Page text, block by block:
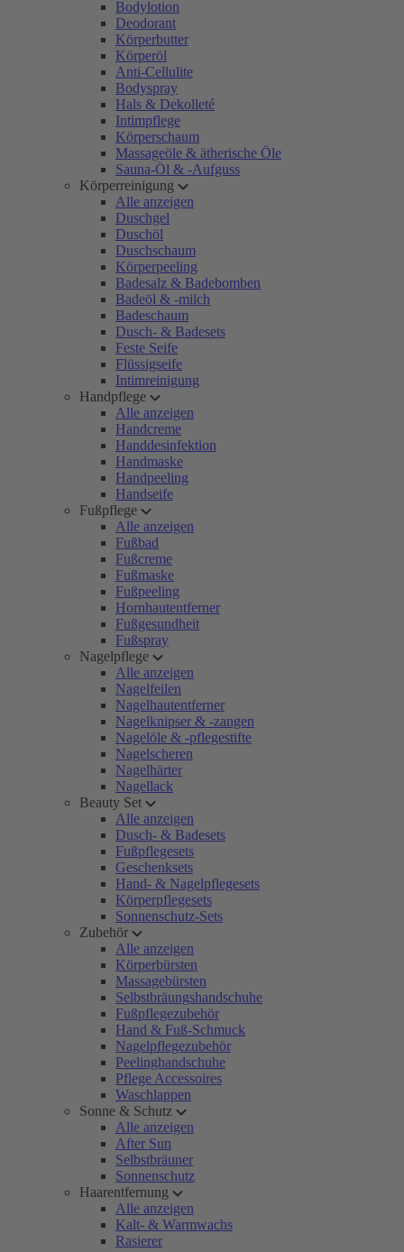
Bodylotion
Deodorant
Körperbutter
Körperöl
Anti-Cellulite
Bodyspray
Hals & Dekolleté
Intimpflege
Körperschaum
Massageöle & ätherische Öle
Sauna-Öl & -Aufguss
Körperreinigung
Alle anzeigen
Duschgel
Duschöl
Duschschaum
Körperpeeling
Badesalz & Badebomben
Badeöl & -milch
Badeschaum
Dusch- & Badesets
Feste Seife
Flüssigseife
Intimreinigung
Handpflege
Alle anzeigen
Handcreme
Handdesinfektion
Handmaske
Handpeeling
Handseife
Fußpflege
Alle anzeigen
Fußbad
Fußcreme
Fußmaske
Fußpeeling
Hornhautentferner
Fußgesundheit
Fußspray
Nagelpflege
Alle anzeigen
Nagelfeilen
Nagelhautentferner
Nagelknipser & -zangen
Nagelöle & -pflegestifte
Nagelscheren
Nagelhärter
Nagellack
Beauty Set
Alle anzeigen
Dusch- & Badesets
Fußpflegesets
Geschenksets
Hand- & Nagelpflegesets
Körperpflegesets
Sonnenschutz-Sets
Zubehör
Alle anzeigen
Körperbürsten
Massagebürsten
Selbstbräungshandschuhe
Fußpflegezubehör
Hand & Fuß-Schmuck
Nagelpflegezubehör
Peelinghandschuhe
Pflege Accessoires
Waschlappen
Sonne & Schutz
Alle anzeigen
After Sun
Selbstbräuner
Sonnenschutz
Haarentfernung
Alle anzeigen
Kalt- & Warmwachs
Rasierer